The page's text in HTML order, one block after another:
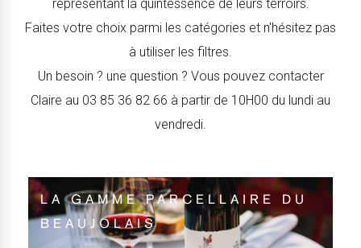
représentant la quintessence de leurs terroirs.
Faites votre choix parmi les catégories et n'hésitez pas
à utiliser les filtres.
Un besoin ? une question ? Vous pouvez contacter
Claire au 03 85 36 82 66 à partir de 10H00 du lundi au
vendredi.
LA GAMME PARCELLAIRE DU
BEAUJOLAIS